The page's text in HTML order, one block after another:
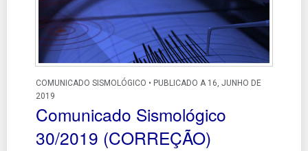
COMUNICADO SISMOLÓGICO • PUBLICADO A 16, JUNHO DE
2019
Comunicado Sismológico
30/2019 (CORREÇÃO)